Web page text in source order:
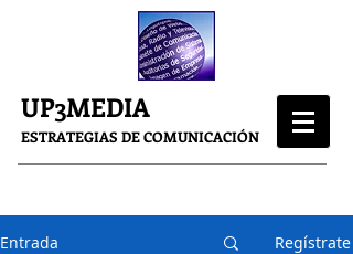
UP3MEDIA
ESTRATEGIAS DE COMUNICACIÓN
Entrada Regístrate